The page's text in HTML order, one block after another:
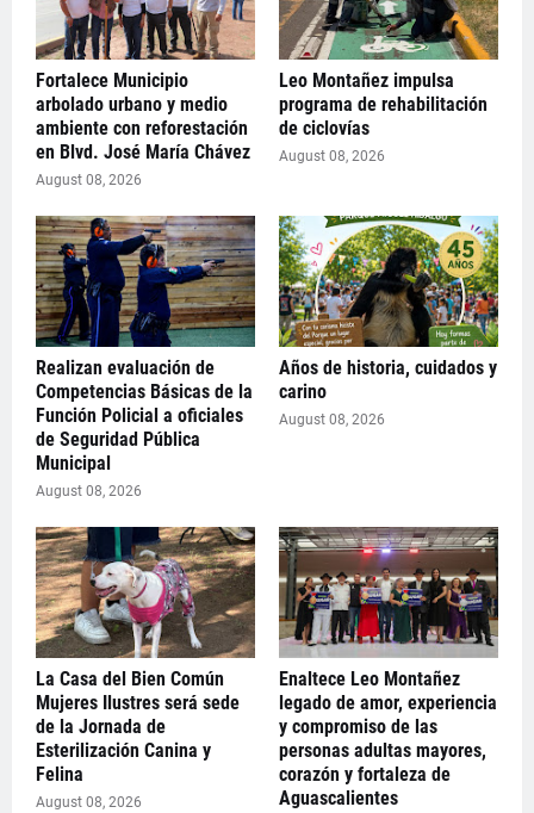
Fortalece Municipio
arbolado urbano y medio
ambiente con reforestación
en Blvd. José María Chávez
August 08, 2026
Leo Montañez impulsa
programa de rehabilitación
de ciclovías
August 08, 2026
Realizan evaluación de
Competencias Básicas de la
Función Policial a oficiales
de Seguridad Pública
Municipal
August 08, 2026
Años de historia, cuidados y
carino
August 08, 2026
La Casa del Bien Común
Mujeres Ilustres será sede
de la Jornada de
Esterilización Canina y
Felina
August 08, 2026
Enaltece Leo Montañez
legado de amor, experiencia
y compromiso de las
personas adultas mayores,
corazón y fortaleza de
Aguascalientes